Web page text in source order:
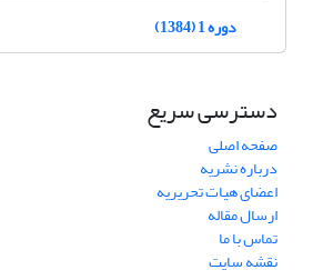
دوره 1 (1384)
دسترسی سریع
صفحه اصلی
درباره نشریه
اعضای هیات تحریریه
ارسال مقاله
تماس با ما
نقشه سایت